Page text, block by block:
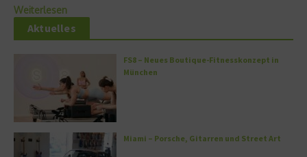
Weiterlesen
Aktuelles
FS8 – Neues Boutique-Fitnesskonzept in
München
Miami – Porsche, Gitarren und Street Art